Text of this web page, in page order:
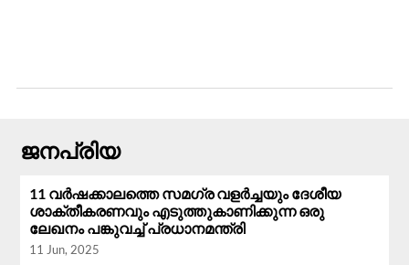
ജനപ്രിയ
11 വർഷക്കാലത്തെ സമഗ്ര വളർച്ചയും ദേശീയ
ശാക്തീകരണവും എടുത്തുകാണിക്കുന്ന ഒരു
ലേഖനം പങ്കുവച്ച് പ്രധാനമന്ത്രി
11 Jun, 2025